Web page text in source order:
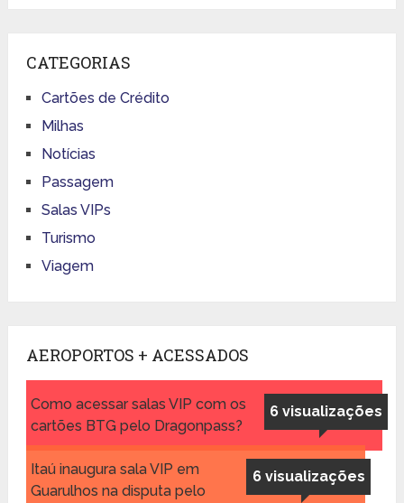
CATEGORIAS
Cartões de Crédito
Milhas
Notícias
Passagem
Salas VIPs
Turismo
Viagem
AEROPORTOS + ACESSADOS
6 visualizações
Como acessar salas VIP com os
cartões BTG pelo Dragonpass?
6 visualizações
Itaú inaugura sala VIP em
Guarulhos na disputa pelo